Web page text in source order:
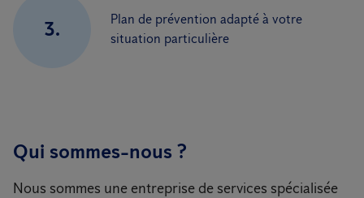
3.
Plan de prévention adapté à votre
situation particulière
Qui sommes-nous ?
Nous sommes une entreprise de services spécialisée